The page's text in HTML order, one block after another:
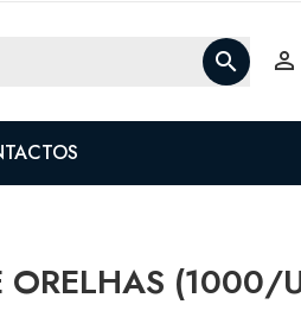


ORELHAS (1000/